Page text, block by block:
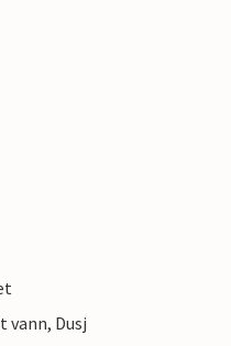
vann, Dusj